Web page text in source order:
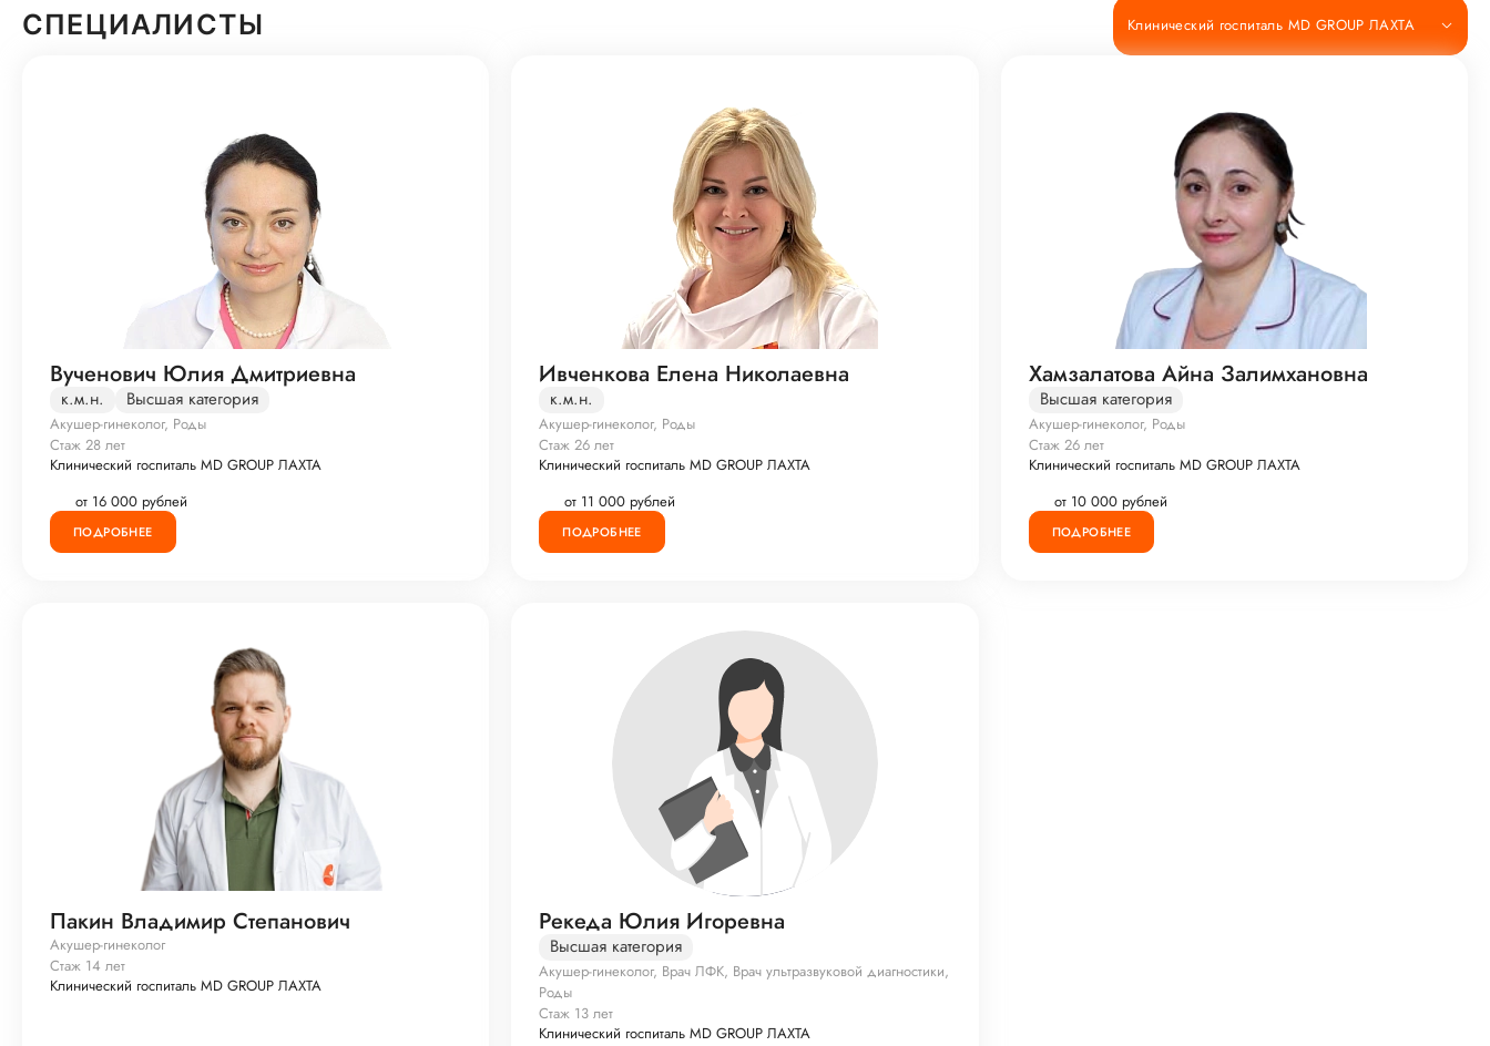
СПЕЦИАЛИСТЫ Клинический госпиталь MD GROUP ЛАХТА
Вученович Юлия Дмитриевна
к.м.н. Высшая категория
Акушер-гинеколог, Роды
Стаж 28 лет
Клинический госпиталь MD GROUP ЛАХТА
от 16 000 рублей
ПОДРОБНЕЕ
Ивченкова Елена Николаевна
к.м.н.
Акушер-гинеколог, Роды
Стаж 26 лет
Клинический госпиталь MD GROUP ЛАХТА
от 11 000 рублей
ПОДРОБНЕЕ
Хамзалатова Айна Залимхановна
Высшая категория
Акушер-гинеколог, Роды
Стаж 26 лет
Клинический госпиталь MD GROUP ЛАХТА
от 10 000 рублей
ПОДРОБНЕЕ
Пакин Владимир Степанович
Акушер-гинеколог
Стаж 14 лет
Клинический госпиталь MD GROUP ЛАХТА
Рекеда Юлия Игоревна
Высшая категория
Акушер-гинеколог, Врач ЛФК, Врач ультразвуковой диагностики,
Роды
Стаж 13 лет
Клинический госпиталь MD GROUP ЛАХТА